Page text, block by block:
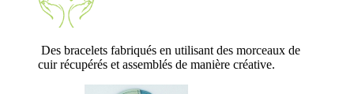
Des bracelets fabriqués en utilisant des morceaux de
cuir récupérés et assemblés de manière créative.